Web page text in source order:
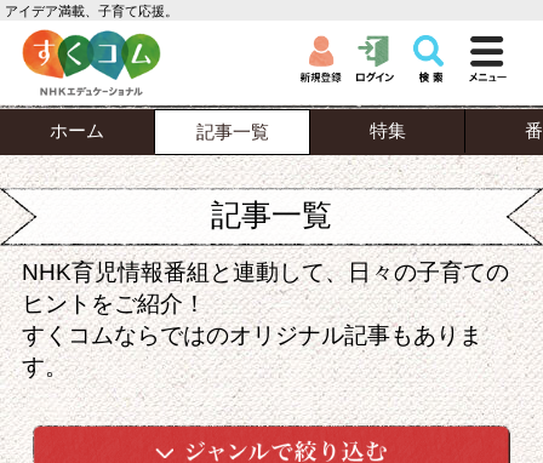
アイデア満載、子育て応援。
ホーム 記事一覧 特集
記事一覧
NHK育児情報番組と連動して、日々の子育ての
ヒントをご紹介！
すくコムならではのオリジナル記事もありま
す。